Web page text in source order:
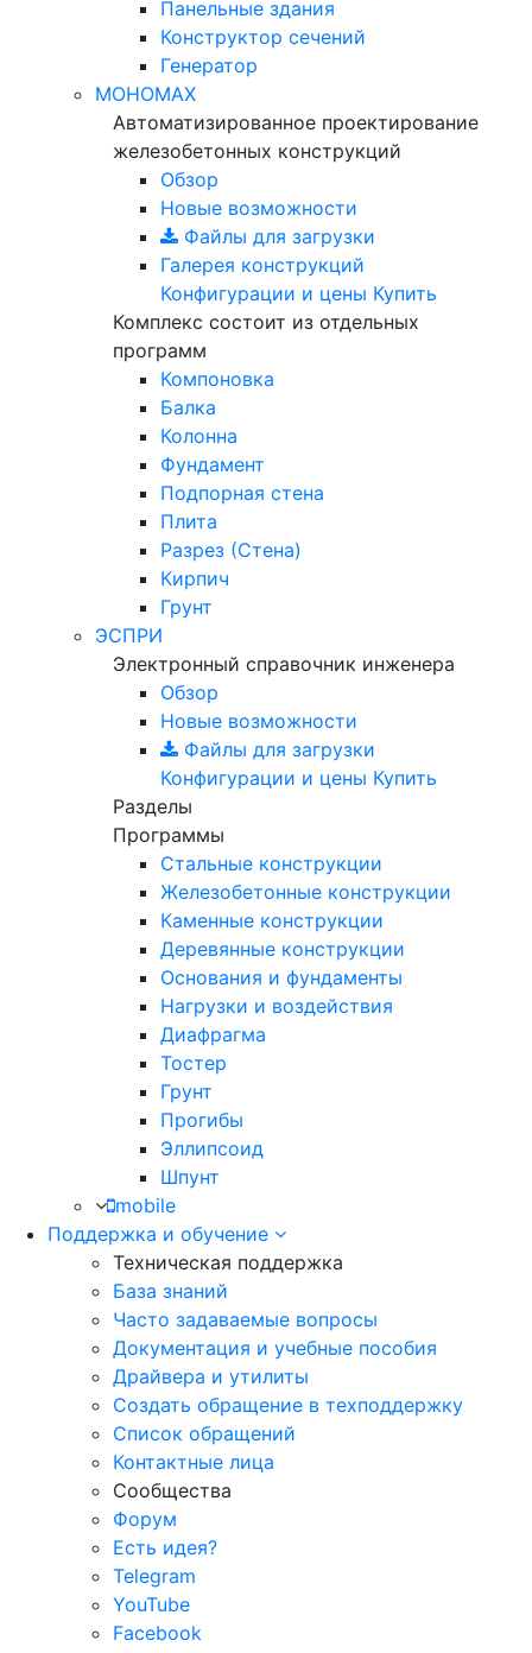
Панельные здания
Конструктор сечений
Генератор
МОНОМАХ
Автоматизированное проектирование
железобетонных конструкций
Обзор
Новые возможности
Файлы для загрузки
Галерея конструкций
Конфигурации и цены Купить
Комплекс состоит из отдельных
программ
Компоновка
Балка
Колонна
Фундамент
Подпорная стена
Плита
Разрез (Стена)
Кирпич
Грунт
ЭСПРИ
Электронный справочник инженера
Обзор
Новые возможности
Файлы для загрузки
Конфигурации и цены Купить
Разделы
Программы
Стальные конструкции
Железобетонные конструкции
Каменные конструкции
Деревянные конструкции
Основания и фундаменты
Нагрузки и воздействия
Диафрагма
Тостер
Грунт
Прогибы
Эллипсоид
Шпунт
mobile
Поддержка и обучение
Техническая поддержка
База знаний
Часто задаваемые вопросы
Документация и учебные пособия
Драйвера и утилиты
Создать обращение в техподдержку
Список обращений
Контактные лица
Сообщества
Форум
Есть идея?
Telegram
YouTube
Facebook